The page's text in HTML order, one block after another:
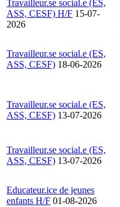
Travailleur.se social.e (ES,
ASS, CESF) H/F 15-07-
2026
Travailleur.se social.e (ES,
ASS, CESF) 18-06-2026
Travailleur.se social.e (ES,
ASS, CESF) 13-07-2026
Travailleur.se social.e (ES,
ASS, CESF) 13-07-2026
Educateur.ice de jeunes
enfants H/F 01-08-2026